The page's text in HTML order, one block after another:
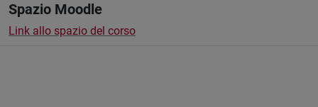
Spazio Moodle
Link allo spazio del corso